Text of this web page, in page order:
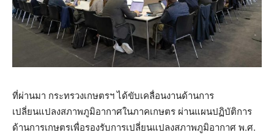
ที่ผ่านมา กระทรวงเกษตรฯ ได้ขับเคลื่อนงานด้านการ
เปลี่ยนแปลงสภาพภูมิอากาศในภาคเกษตร ผ่านแผนปฏิบัติการ
ด้านการเกษตรเพื่อรองรับการเปลี่ยนแปลงสภาพภูมิอากาศ พ.ศ.